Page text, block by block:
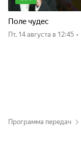
Поле чудес
пт, 14 августа в 12:45 •
Программа передач